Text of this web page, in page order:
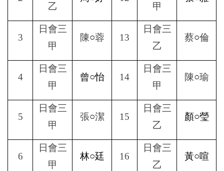
乙
甲
3
日會三
甲
陳○蓉 13
日會三
乙
蔡○倫
4
日會三
甲
曾○怡 14
日會三
甲
陳○瑜
5
日會三
甲
張○潔 15
日會三
乙
顏○瑩
6
日會三
甲
林○廷 16
日會三
乙
黃○喧